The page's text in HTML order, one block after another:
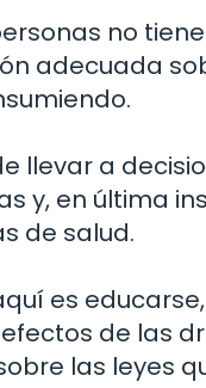
no
adecuada
llevar a
y, en última
de salud.
es
de las
las leyes